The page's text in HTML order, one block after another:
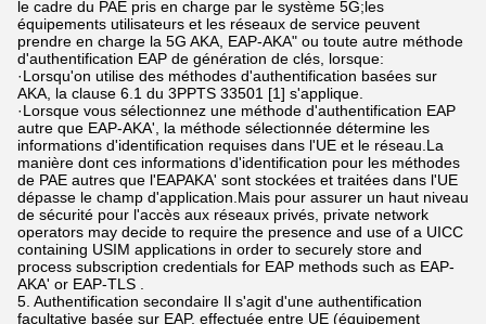
le cadre du PAE pris en charge par le système 5G;les
équipements utilisateurs et les réseaux de service peuvent
prendre en charge la 5G AKA, EAP-AKA" ou toute autre méthode
d'authentification EAP de génération de clés, lorsque:
·Lorsqu'on utilise des méthodes d'authentification basées sur
AKA, la clause 6.1 du 3PPTS 33501 [1] s'applique.
·Lorsque vous sélectionnez une méthode d'authentification EAP
autre que EAP-AKA', la méthode sélectionnée détermine les
informations d'identification requises dans l'UE et le réseau.La
manière dont ces informations d'identification pour les méthodes
de PAE autres que l'EAPAKA' sont stockées et traitées dans l'UE
dépasse le champ d'application.Mais pour assurer un haut niveau
de sécurité pour l'accès aux réseaux privés, private network
operators may decide to require the presence and use of a UICC
containing USIM applications in order to securely store and
process subscription credentials for EAP methods such as EAP-
AKA' or EAP-TLS .
5. Authentification secondaire Il s'agit d'une authentification
facultative basée sur EAP, effectuée entre UE (équipement